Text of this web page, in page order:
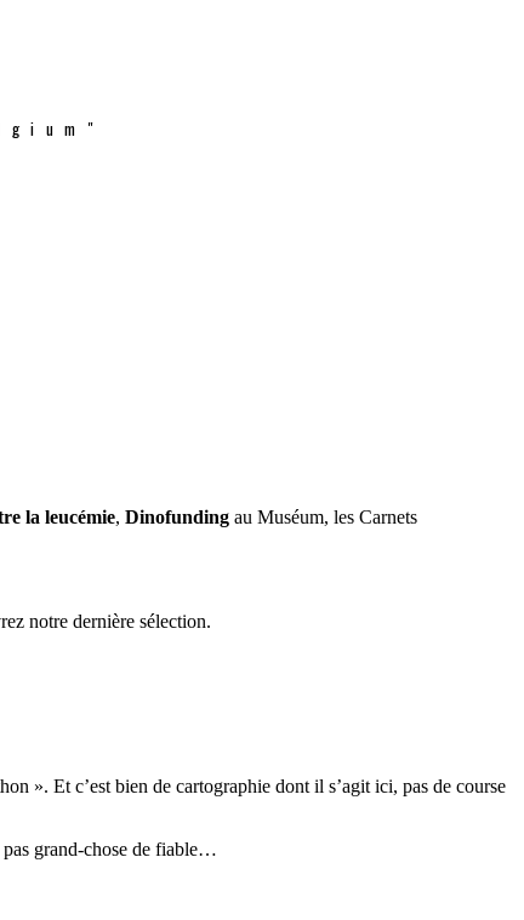
la leucémie, Dinofunding au Muséum, les Carnets
notre dernière sélection.
». Et c’est bien de cartographie dont il s’agit ici, pas de course
pas grand-chose de fiable…